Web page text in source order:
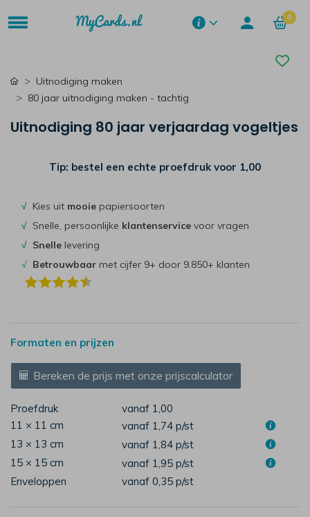
0
Uitnodiging maken
80 jaar uitnodiging maken - tachtig
Uitnodiging 80 jaar verjaardag vogeltjes
Tip: bestel een echte proefdruk voor 1,00
√ Kies uit mooie papiersoorten
√ Snelle, persoonlijke klantenservice voor vragen
√ Snelle levering
√ Betrouwbaar met cijfer 9+ door 9.850+ klanten
Formaten en prijzen
Bereken de prijs met onze prijscalculator
Proefdruk
vanaf 1,00
11 × 11 cm
vanaf 1,74 p/st
13 × 13 cm
vanaf 1,84 p/st
15 × 15 cm
vanaf 1,95 p/st
Enveloppen
vanaf 0,35 p/st